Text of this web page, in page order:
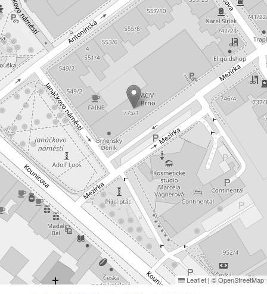
Leaflet | ©OpenStreetMap